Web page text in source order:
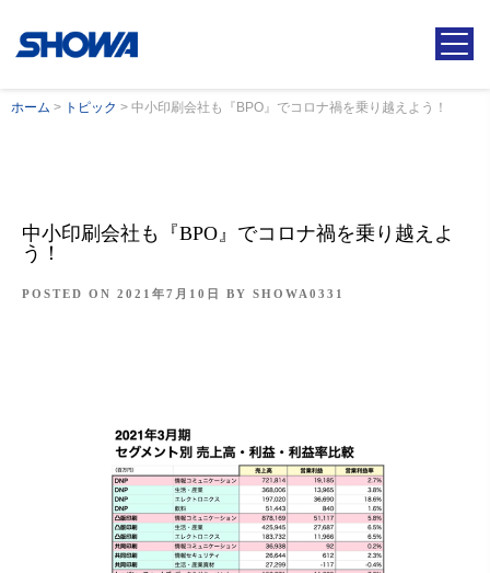
ホーム > トピック > 中小印刷会社も『BPO』でコロナ禍を乗り越えよう！
中小印刷会社も『BPO』でコロナ禍を乗り越えよ
う！
POSTED ON 2021年7月10日 BY SHOWA0331